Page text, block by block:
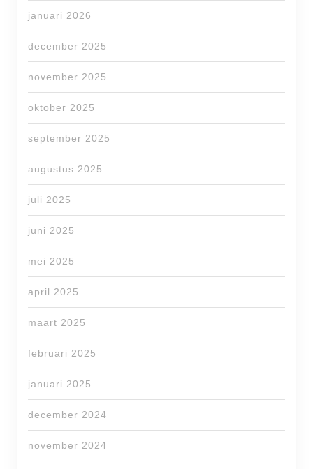
januari 2026
december 2025
november 2025
oktober 2025
september 2025
augustus 2025
juli 2025
juni 2025
mei 2025
april 2025
maart 2025
februari 2025
januari 2025
december 2024
november 2024